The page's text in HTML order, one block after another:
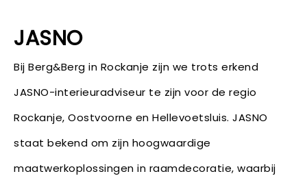
JASNO
Bij Berg&Berg in Rockanje zijn we trots erkend
JASNO-interieuradviseur te zijn voor de regio
Rockanje, Oostvoorne en Hellevoetsluis. JASNO
staat bekend om zijn hoogwaardige
maatwerkoplossingen in raamdecoratie, waarbij